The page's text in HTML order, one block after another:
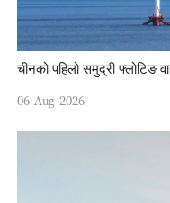
चीनको पहिलो समुद्री फ्लोटिङ
06-Aug-2026